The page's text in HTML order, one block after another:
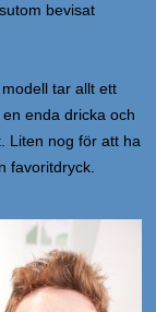
bevisat
tar allt ett
enda dricka och
Liten nog för att ha
favoritdryck.